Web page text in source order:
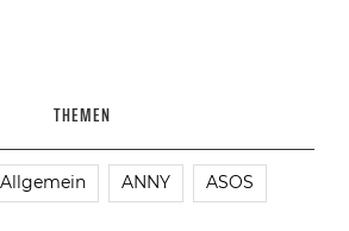
THEMEN
Allgemein ANNY ASOS